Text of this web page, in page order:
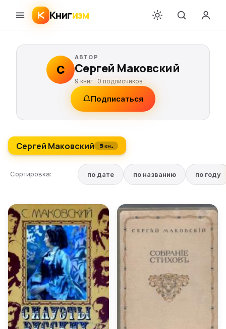
Книгизм
С
АВТОР
Сергей Маковский
9 книг · 0 подписчиков
Подписаться
Сергей Маковский 9 кн.
Сортировка: по дате по названию по году